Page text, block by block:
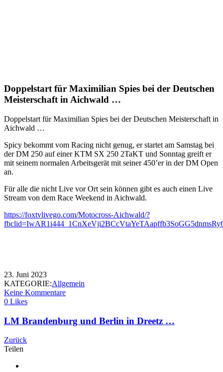
Doppelstart für Maximilian Spies bei der Deutschen
Meisterschaft in Aichwald …
Doppelstart für Maximilian Spies bei der Deutschen Meisterschaft in
Aichwald …
Spicy bekommt vom Racing nicht genug, er startet am Samstag bei
der DM 250 auf einer KTM SX 250 2TaKT und Sonntag greift er
mit seinem normalen Arbeitsgerät mit seiner 450’er in der DM Open
an.
Für alle die nicht Live vor Ort sein können gibt es auch einen Live
Stream von dem Race Weekend in Aichwald.
https://foxtvlivego.com/Motocross-Aichwald/?
23. Juni 2023
KATEGORIE:Allgemein
Keine Kommentare
0 Likes
LM Brandenburg und Berlin in Dreetz …
Zurück
Teilen